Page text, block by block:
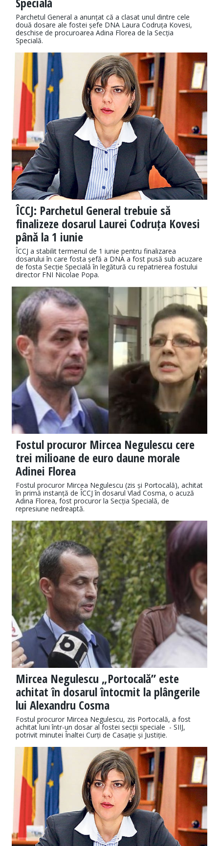
Parchetul General a anunțat că a clasat unul dintre cele
două dosare ale fostei șefe DNA Laura Codruța Kovesi,
deschise de procuroarea Adina Florea de la Secția
Specială.
ÎCCJ: Parchetul General trebuie să
finalizeze dosarul Laurei Codruța Kovesi
până la 1 iunie
ÎCCJ a stabilit termenul de 1 iunie pentru finalizarea
dosarului în care fosta șefă a DNA a fost pusă sub acuzare
de fosta Secție Specială în legătură cu repatrierea fostului
director FNI Nicolae Popa.
Fostul procuror Mircea Negulescu cere
trei milioane de euro daune morale
Adinei Florea
Fostul procuror Mircea Negulescu (zis și Portocală), achitat
în primă instanță de ÎCCJ în dosarul Vlad Cosma, o acuză
Adina Florea, fost procuror la Secția Specială, de
represiune nedreaptă.
Mircea Negulescu „Portocală” este
achitat în dosarul întocmit la plângerile
lui Alexandru Cosma
Fostul procuror Mircea Negulescu, zis Portocală, a fost
achitat luni într-un dosar al fostei secții speciale - SIIJ,
potrivit minutei Înaltei Curți de Casație și Justiție.